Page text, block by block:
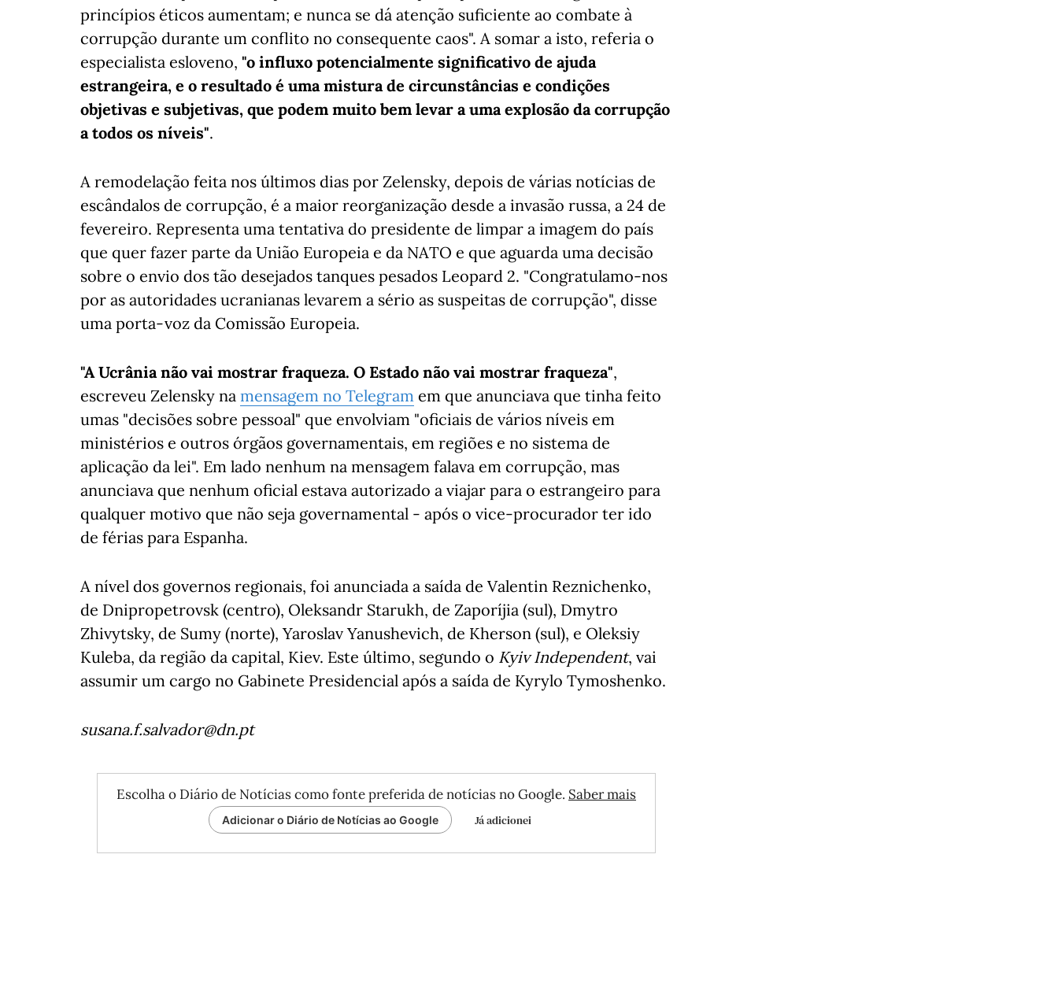
princípios éticos aumentam; e nunca se dá atenção suficiente ao combate à
corrupção durante um conflito no consequente caos". A somar a isto, referia o
especialista esloveno, "o influxo potencialmente significativo de ajuda
estrangeira, e o resultado é uma mistura de circunstâncias e condições
objetivas e subjetivas, que podem muito bem levar a uma explosão da corrupção
a todos os níveis".
A remodelação feita nos últimos dias por Zelensky, depois de várias notícias de
escândalos de corrupção, é a maior reorganização desde a invasão russa, a 24 de
fevereiro. Representa uma tentativa do presidente de limpar a imagem do país
que quer fazer parte da União Europeia e da NATO e que aguarda uma decisão
sobre o envio dos tão desejados tanques pesados Leopard 2. "Congratulamo-nos
por as autoridades ucranianas levarem a sério as suspeitas de corrupção", disse
uma porta-voz da Comissão Europeia.
"A Ucrânia não vai mostrar fraqueza. O Estado não vai mostrar fraqueza",
escreveu Zelensky na mensagem no Telegram em que anunciava que tinha feito
umas "decisões sobre pessoal" que envolviam "oficiais de vários níveis em
ministérios e outros órgãos governamentais, em regiões e no sistema de
aplicação da lei". Em lado nenhum na mensagem falava em corrupção, mas
anunciava que nenhum oficial estava autorizado a viajar para o estrangeiro para
qualquer motivo que não seja governamental - após o vice-procurador ter ido
de férias para Espanha.
A nível dos governos regionais, foi anunciada a saída de Valentin Reznichenko,
de Dnipropetrovsk (centro), Oleksandr Starukh, de Zaporíjia (sul), Dmytro
Zhivytsky, de Sumy (norte), Yaroslav Yanushevich, de Kherson (sul), e Oleksiy
Kuleba, da região da capital, Kiev. Este último, segundo o Kyiv Independent, vai
assumir um cargo no Gabinete Presidencial após a saída de Kyrylo Tymoshenko.
susana.f.salvador@dn.pt
Escolha o Diário de Notícias como fonte preferida de notícias no Google. Saber mais
Adicionar o Diário de Notícias ao Google Já adicionei